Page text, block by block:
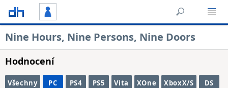
Nine Hours, Nine Persons, Nine Doors
Hodnocení
Všechny PC PS4 PS5 Vita XOne XboxX/S DS